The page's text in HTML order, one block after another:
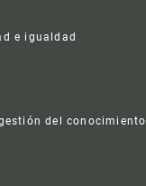
e igualdad
del conocimiento